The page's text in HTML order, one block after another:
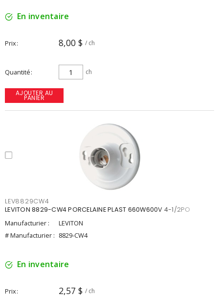
En inventaire
Prix 8,00 $ / ch
Quantité ch
AJOUTER AU
PANIER
LEV8829CW4
LEVITON 8829-CW4 PORCELAINE PLAST 660W600V 4-1/2PO
Manufacturier :
LEVITON
# Manufacturier : 8829-CW4
En inventaire
Prix 2,57 $ / ch